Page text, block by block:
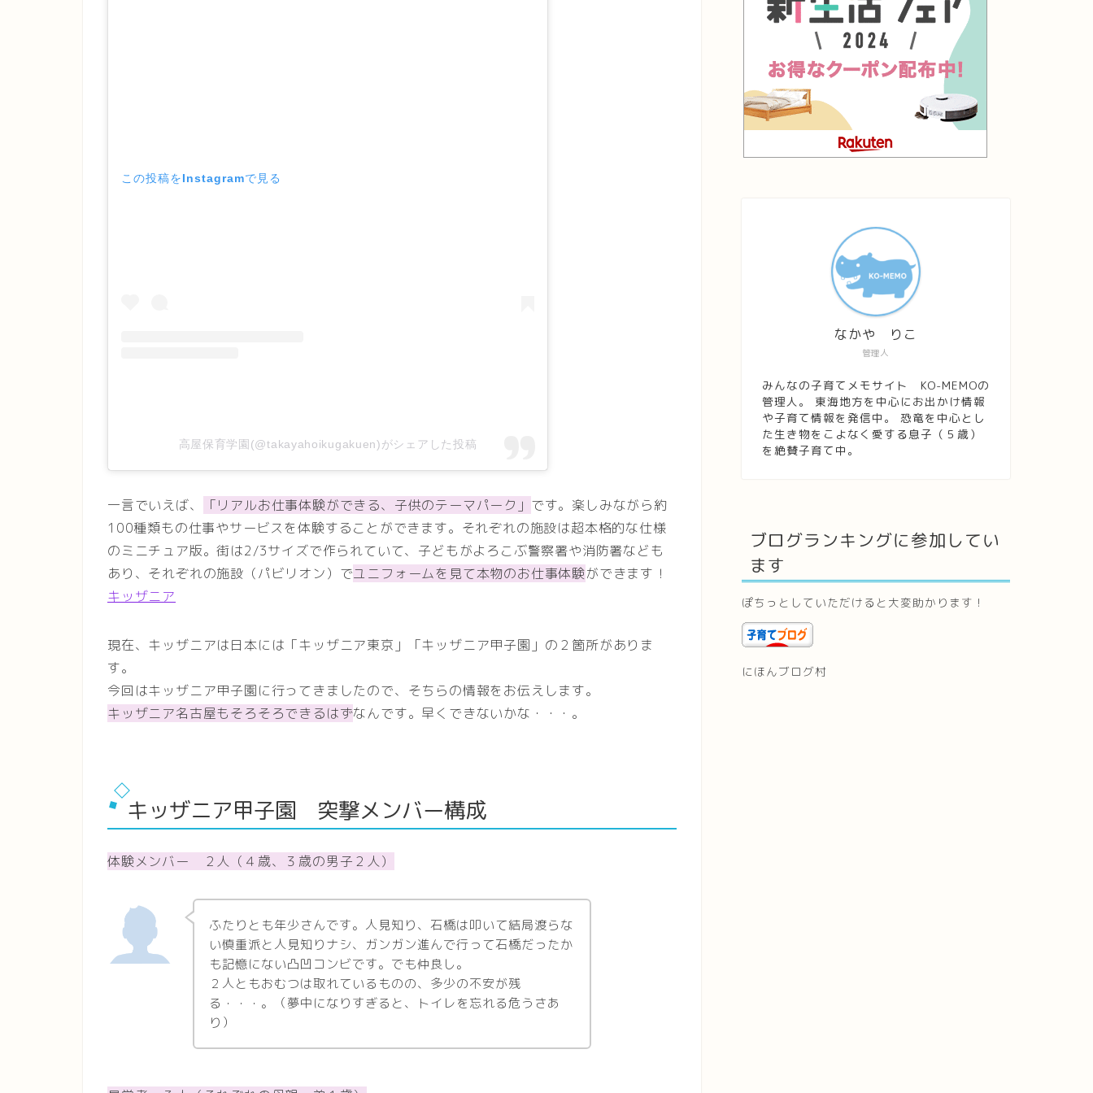
この投稿をInstagramで見る
高屋保育学園(@takayahoikugakuen)がシェアした投稿
一言でいえば、 「リアルお仕事体験ができる、子供のテーマパーク」 です。楽しみながら約
100種類もの仕事やサービスを体験することができます。それぞれの施設は超本格的な仕様
のミニチュア版。街は2/3サイズで作られていて、子どもがよろこぶ警察署や消防署なども
あり、それぞれの施設（パビリオン）でユニフォームを見て本物のお仕事体験ができます！
キッザニア
現在、キッザニアは日本には「キッザニア東京」「キッザニア甲子園」の２箇所がありま
す。
今回はキッザニア甲子園に行ってきましたので、そちらの情報をお伝えします。
キッザニア名古屋もそろそろできるはずなんです。早くできないかな・・・。
キッザニア甲子園 突撃メンバー構成
体験メンバー ２人（４歳、３歳の男子２人）
ふたりとも年少さんです。人見知り、石橋は叩いて結局渡らな
い慎重派と人見知りナシ、ガンガン進んで行って石橋だったか
も記憶にない凸凹コンビです。でも仲良し。
２人ともおむつは取れているものの、多少の不安が残
る・・・。（夢中になりすぎると、トイレを忘れる危うさあ
り）
管理人
なかや りこ
みんなの子育てメモサイト KO-MEMOの
管理人。 東海地方を中心にお出かけ情報
や子育て情報を発信中。 恐竜を中心とし
た生き物をこよなく愛する息子（５歳）
を絶賛子育て中。
ブログランキングに参加してい
ます
ぽちっとしていただけると大変助かります！
にほんブログ村